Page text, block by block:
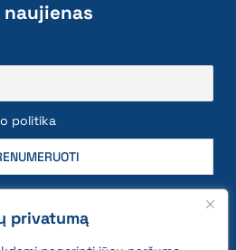
privatumą
politika